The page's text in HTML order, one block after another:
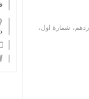
شمارۀ اول،